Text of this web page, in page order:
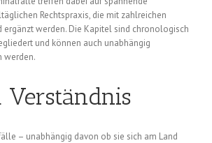
Rechtspraxis, die mit zahlreichen
werden. Die Kapitel sind chronologisch
und können auch unabhängig
werden.
– unabhängig davon ob sie sich am Land